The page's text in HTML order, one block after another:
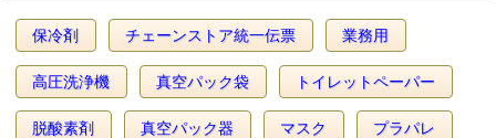
保冷剤 チェーンストア統一伝票 業務用
高圧洗浄機 真空パック袋 トイレットペーパー
脱酸素剤 真空パック器 マスク プラパレ